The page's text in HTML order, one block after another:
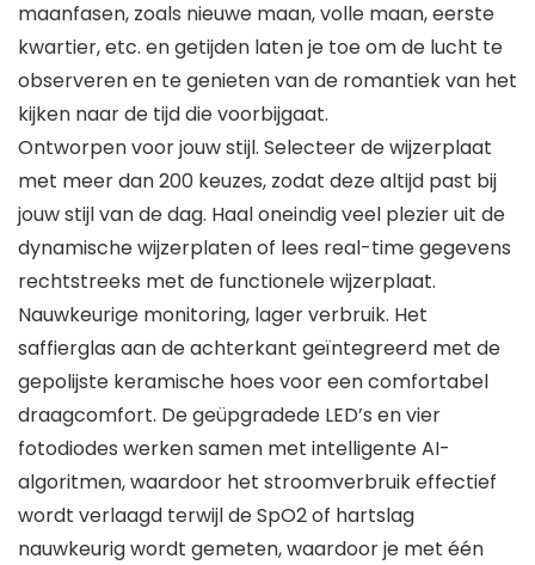
maanfasen, zoals nieuwe maan, volle maan, eerste
kwartier, etc. en getijden laten je toe om de lucht te
observeren en te genieten van de romantiek van het
kijken naar de tijd die voorbijgaat.
Ontworpen voor jouw stijl. Selecteer de wijzerplaat
met meer dan 200 keuzes, zodat deze altijd past bij
jouw stijl van de dag. Haal oneindig veel plezier uit de
dynamische wijzerplaten of lees real-time gegevens
rechtstreeks met de functionele wijzerplaat.
Nauwkeurige monitoring, lager verbruik. Het
saffierglas aan de achterkant geïntegreerd met de
gepolijste keramische hoes voor een comfortabel
draagcomfort. De geüpgradede LED’s en vier
fotodiodes werken samen met intelligente AI-
algoritmen, waardoor het stroomverbruik effectief
wordt verlaagd terwijl de SpO2 of hartslag
nauwkeurig wordt gemeten, waardoor je met één